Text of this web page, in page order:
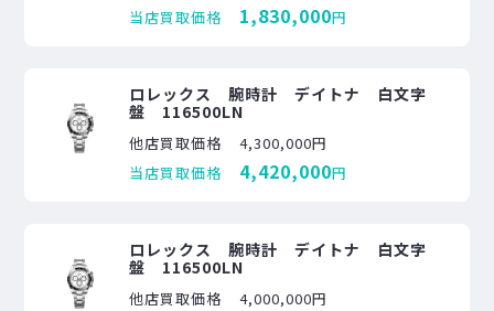
当店買取価格
1,830,000円
ロレックス 腕時計 デイトナ 白文字
盤 116500LN
他店買取価格
4,300,000円
当店買取価格
4,420,000円
ロレックス 腕時計 デイトナ 白文字
盤 116500LN
他店買取価格
4,000,000円